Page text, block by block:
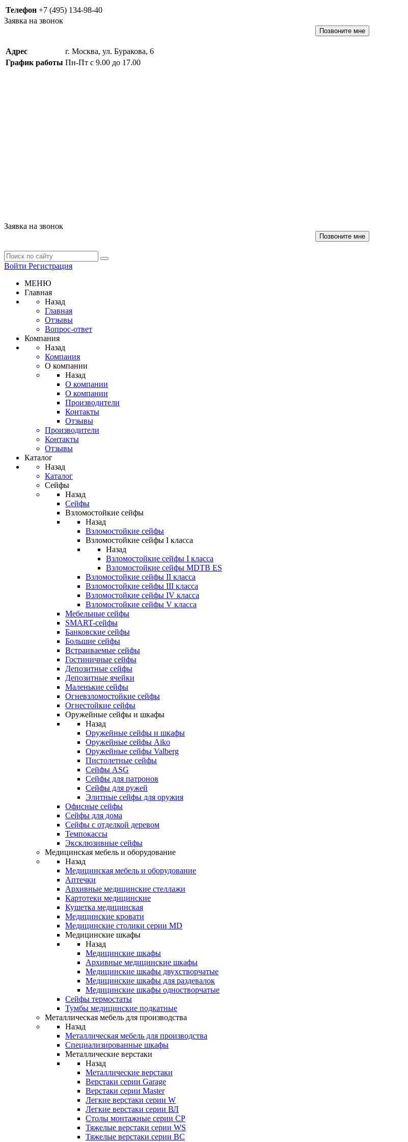
Телефон +7 (495) 134-98-40
Заявка на звонок
Позвоните мне
Адрес
г. Москва, ул. Буракова, 6
График работы Пн-Пт с 9.00 до 17.00
Заявка на звонок
Позвоните мне
Войти Регистрация
МЕНЮ
Главная
Назад
Главная
Отзывы
Вопрос-ответ
Компания
Назад
Компания
О компании
Назад
О компании
О компании
Производители
Контакты
Отзывы
Производители
Контакты
Отзывы
Каталог
Назад
Каталог
Сейфы
Назад
Сейфы
Взломостойкие сейфы
Назад
Взломостойкие сейфы
Взломостойкие сейфы I класса
Назад
Взломостойкие сейфы I класса
Взломостойкие сейфы MDTB ES
Взломостойкие сейфы II класса
Взломостойкие сейфы III класса
Взломостойкие сейфы IV класса
Взломостойкие сейфы V класса
Мебельные сейфы
SMART-сейфы
Банковские сейфы
Большие сейфы
Встраиваемые сейфы
Гостиничные сейфы
Депозитные сейфы
Депозитные ячейки
Маленькие сейфы
Огневзломостойкие сейфы
Огнестойкие сейфы
Оружейные сейфы и шкафы
Назад
Оружейные сейфы и шкафы
Оружейные сейфы Aiko
Оружейные сейфы Valberg
Пистолетные сейфы
Сейфы ASG
Сейфы для патронов
Сейфы для ружей
Элитные сейфы для оружия
Офисные сейфы
Сейфы для дома
Сейфы с отделкой деревом
Темпокассы
Эксклюзивные сейфы
Медицинская мебель и оборудование
Назад
Медицинская мебель и оборудование
Аптечки
Архивные медицинские стеллажи
Картотеки медицинские
Кушетка медицинская
Медицинские кровати
Медицинские столики серии MD
Медицинские шкафы
Назад
Медицинские шкафы
Архивные медицинские шкафы
Медицинские шкафы двухстворчатые
Медицинские шкафы для раздевалок
Медицинские шкафы одностворчатые
Сейфы термостаты
Тумбы медицинские подкатные
Металлическая мебель для производства
Назад
Металлическая мебель для производства
Cпециализированные шкафы
Металлические верстаки
Назад
Металлические верстаки
Верстаки серии Garage
Верстаки серии Master
Легкие верстаки серии W
Легкие верстаки серии ВЛ
Столы монтажные серии СР
Тяжелые верстаки серии WS
Тяжелые верстаки серии ВС